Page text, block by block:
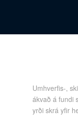
Umhverfis-,
ákvað á fundi
yrði skrá yfir